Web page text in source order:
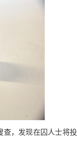
，发现在囚人士将